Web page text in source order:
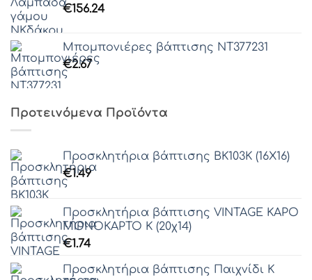
€156.24
Μπομπονιέρες βάπτισης ΝΤ377231
€2.67
Προτεινόμενα Προϊόντα
Προσκλητήρια βάπτισης ΒΚ103Κ (16Χ16)
€1.49
Προσκλητήρια βάπτισης VINTAGE ΚΑΡΟ
ΜΟΝΟΚΑΡΤΟ Κ (20χ14)
€1.74
Προσκλητήρια βάπτισης Παιχνίδι Κ